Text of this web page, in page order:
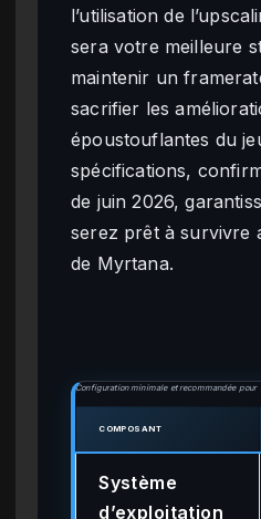
l’utilisation de
sera votre meilleure
maintenir un
sacrifier les
époustouflantes du
spécifications,
de juin 2026,
serez prêt à survivre
de Myrtana.
Configuration minimale et recommandée pour
COMPOSANT
Système
d’exploitation